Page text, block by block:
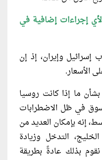
إجراءات إضافية في
وإيران، إذ إن
الأسعار.
ما إذا كانت روسيا
في ظل الاضطرابات
إنه بإمكان العديد من
التدخل وزيادة
نقوم بذلك عادةً بطريقة